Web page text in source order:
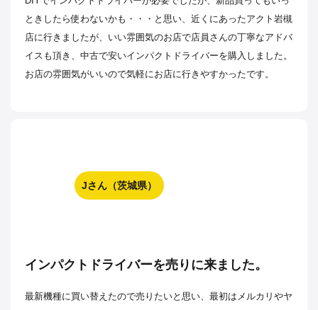
ときしたら使わないかも・・・と思い、近くにあったアクト岩槻
店に行きましたが、いい雰囲気のお店で店員さんの丁寧なアドバ
イスも頂き、中古で安いインパクトドライバーを購入しました。
お店の雰囲気がいいので気軽にお店に行きやすかったです。
Jさん（茨城県）
インパクトドライバーを売りに来ました。
最新機種に買い替えたので売りたいと思い、最初はメルカリやヤ